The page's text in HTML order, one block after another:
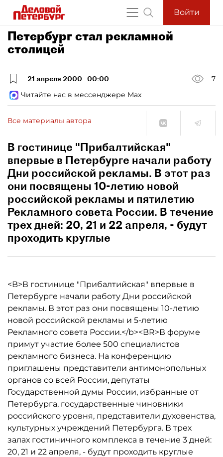
Войти
Петербург стал рекламной
столицей
21 апреля 2000 00:00
7
Читайте нас в мессенджере Max
Все материалы автора
В гостинице "Прибалтийская"
впервые в Петербурге начали работу
Дни российской рекламы. В этот раз
они посвящены 10-летию новой
российской рекламы и пятилетию
Рекламного совета России. В течение
трех дней: 20, 21 и 22 апреля, - будут
проходить круглые
<B>В гостинице "Прибалтийская" впервые в
Петербурге начали работу Дни российской
рекламы. В этот раз они посвящены 10-летию
новой российской рекламы и 5-летию
Рекламного совета России.</b><BR>В форуме
примут участие более 500 специалистов
рекламного бизнеса. На конференцию
приглашены представители антимонопольных
органов со всей России, депутаты
Государственной думы России, избранные от
Петербурга, государственные чиновники
российского уровня, представители духовенства,
культурных учреждений Петербурга. В трех
залах гостиничного комплекса в течение 3 дней:
20, 21 и 22 апреля, - будут проходить круглые